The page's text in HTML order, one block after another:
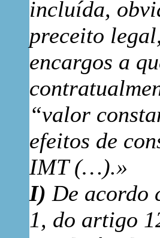
incluída,
preceito
encargos a
“valor
efeitos de
IMT (…).»
I) De acordo
1, do artigo